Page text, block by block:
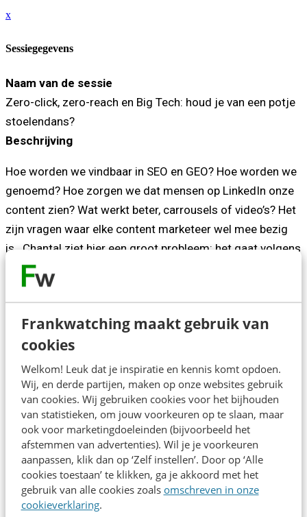
Frankwatching maakt gebruik van
cookies
Welkom! Leuk dat je inspiratie en kennis komt opdoen.
Wij, en derde partijen, maken op onze websites gebruik
van cookies. Wij gebruiken cookies voor het bijhouden
van statistieken, om jouw voorkeuren op te slaan, maar
ook voor marketingdoeleinden (bijvoorbeeld het
afstemmen van advertenties). Wil je je voorkeuren
aanpassen, klik dan op ‘Zelf instellen’. Door op ‘Alle
cookies toestaan’ te klikken, ga je akkoord met het
gebruik van alle cookies zoals omschreven in onze
cookieverklaring.
x
Sessiegegevens
Naam van de sessie
Zero-click, zero-reach en Big Tech: houd je van een potje
stoelendans?
Beschrijving
Hoe worden we vindbaar in SEO en GEO? Hoe worden we
genoemd? Hoe zorgen we dat mensen op LinkedIn onze
content zien? Wat werkt beter, carrousels of video’s? Het
zijn vragen waar elke content marketeer wel mee bezig
is. Chantal ziet hier een groot probleem: het gaat volgens
haar niet om de vraag ‘hoe’. Door bezig te zijn met ‘hoe’
doe je niet de juiste dingen die nodig zijn op het web van
Big Tech. Want daar gebeurt te veel wat we niet zien en
niet doorhebben. Het web werkt niet meer voor ons zoals
dat de afgelopen 20-25 jaar gewerkt heeft. Dat zie je al in
je KPI’s: waarschijnlijk heb je minder SEO-verkeer uit
Google dan ooit.
Je ziet het aan gebruikersgedrag: je klant voert hele
gesprekken met ChatGPT. Maar er gebeurt ook veel wat
niet waargenomen wordt en nu maar eens aan de kaak
gesteld moet worden.
In deze keynote legt Chantal helder uit: